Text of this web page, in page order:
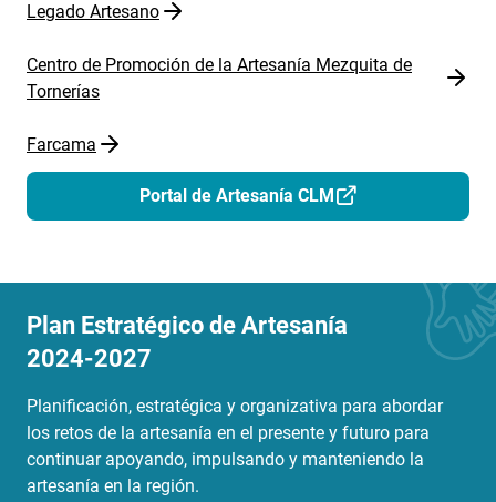
Legado Artesano
Centro de Promoción de la Artesanía Mezquita de
Tornerías
Farcama
Portal de Artesanía CLM
Plan Estratégico de Artesanía
2024-2027
Planificación, estratégica y organizativa para abordar
los retos de la artesanía en el presente y futuro para
continuar apoyando, impulsando y manteniendo la
artesanía en la región.